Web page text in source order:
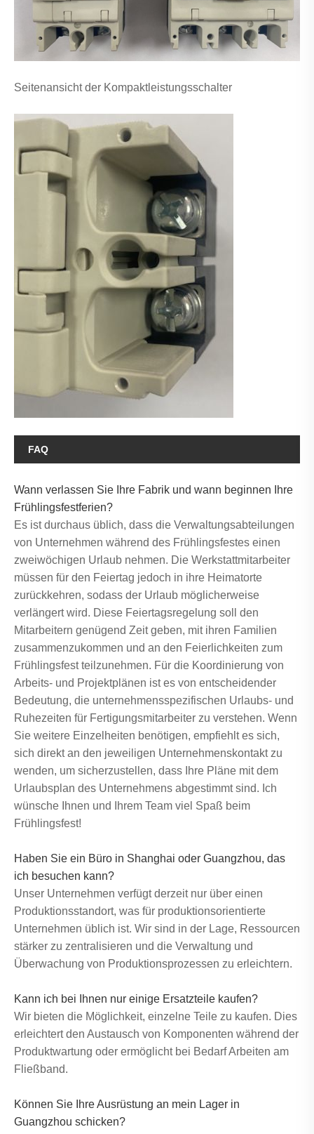
Seitenansicht der Kompaktleistungsschalter
FAQ
Wann verlassen Sie Ihre Fabrik und wann beginnen Ihre
Frühlingsfestferien?
Es ist durchaus üblich, dass die Verwaltungsabteilungen
von Unternehmen während des Frühlingsfestes einen
zweiwöchigen Urlaub nehmen. Die Werkstattmitarbeiter
müssen für den Feiertag jedoch in ihre Heimatorte
zurückkehren, sodass der Urlaub möglicherweise
verlängert wird. Diese Feiertagsregelung soll den
Mitarbeitern genügend Zeit geben, mit ihren Familien
zusammenzukommen und an den Feierlichkeiten zum
Frühlingsfest teilzunehmen. Für die Koordinierung von
Arbeits- und Projektplänen ist es von entscheidender
Bedeutung, die unternehmensspezifischen Urlaubs- und
Ruhezeiten für Fertigungsmitarbeiter zu verstehen. Wenn
Sie weitere Einzelheiten benötigen, empfiehlt es sich,
sich direkt an den jeweiligen Unternehmenskontakt zu
wenden, um sicherzustellen, dass Ihre Pläne mit dem
Urlaubsplan des Unternehmens abgestimmt sind. Ich
wünsche Ihnen und Ihrem Team viel Spaß beim
Frühlingsfest!
Haben Sie ein Büro in Shanghai oder Guangzhou, das
ich besuchen kann?
Unser Unternehmen verfügt derzeit nur über einen
Produktionsstandort, was für produktionsorientierte
Unternehmen üblich ist. Wir sind in der Lage, Ressourcen
stärker zu zentralisieren und die Verwaltung und
Überwachung von Produktionsprozessen zu erleichtern.
Kann ich bei Ihnen nur einige Ersatzteile kaufen?
Wir bieten die Möglichkeit, einzelne Teile zu kaufen. Dies
erleichtert den Austausch von Komponenten während der
Produktwartung oder ermöglicht bei Bedarf Arbeiten am
Fließband.
Können Sie Ihre Ausrüstung an mein Lager in
Guangzhou schicken?